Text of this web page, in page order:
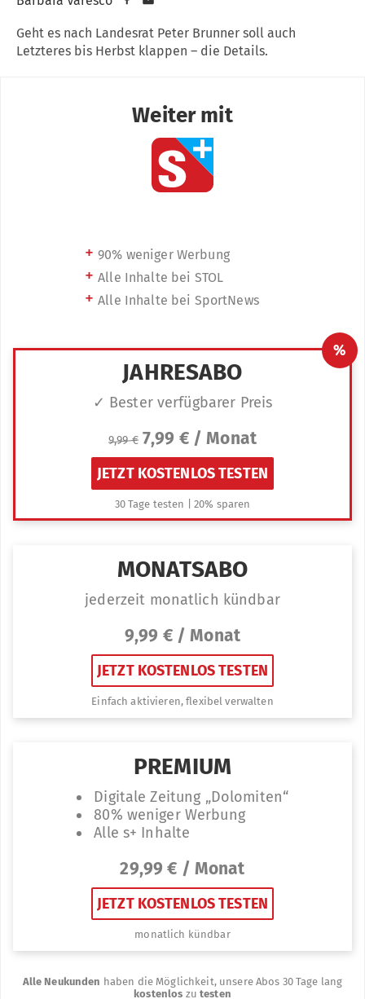
Geht es nach Landesrat Peter Brunner soll auch
Letzteres bis Herbst klappen – die Details.